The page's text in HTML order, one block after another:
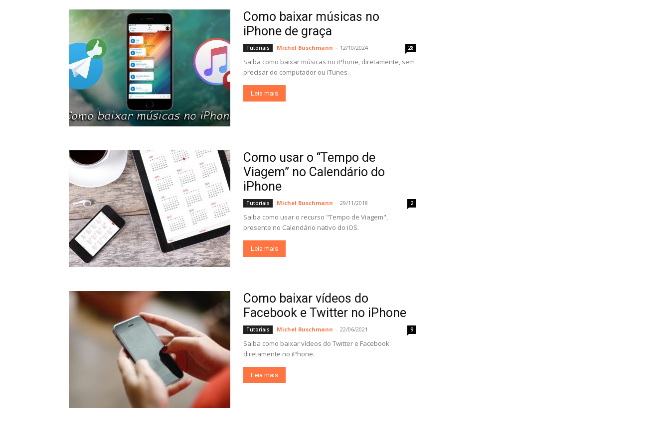
Como baixar músicas no
iPhone de graça
Tutoriais Michel Buschmann - 12/10/2024 28
Saiba como baixar músicas no iPhone, diretamente, sem
precisar do computador ou iTunes.
Leia mais
Como usar o “Tempo de
Viagem” no Calendário do
iPhone
Tutoriais Michel Buschmann - 29/11/2018 2
Saiba como usar o recurso "Tempo de Viagem",
presente no Calendário nativo do iOS.
Leia mais
Como baixar vídeos do
Facebook e Twitter no iPhone
Tutoriais Michel Buschmann - 22/06/2021 9
Saiba como baixar vídeos do Twitter e Facebook
diretamente no iPhone.
Leia mais